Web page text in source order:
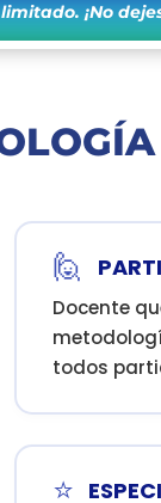
¡No
🙋
Docente
todos
⭐